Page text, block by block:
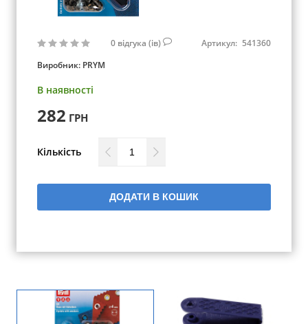
0 відгука (ів) Артикул: 541360
Виробник: PRYM
В наявності
282 ГРН
Кількість
ДОДАТИ В КОШИК